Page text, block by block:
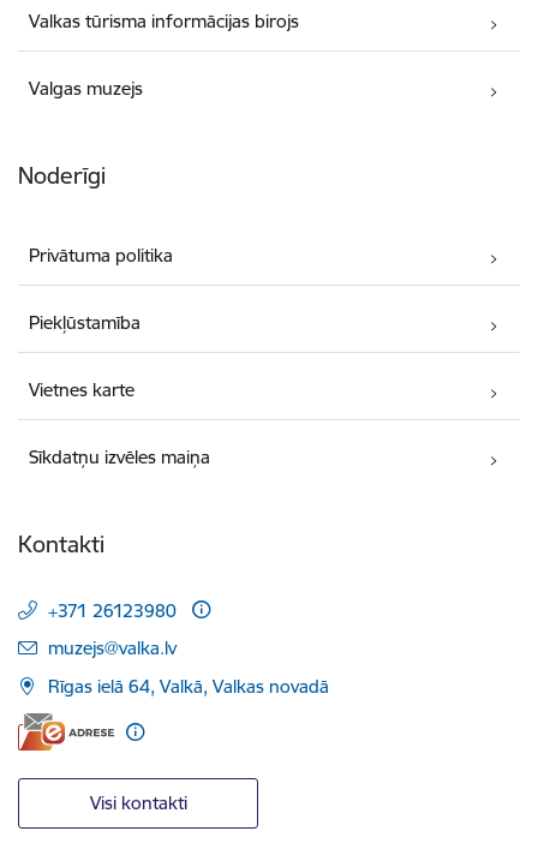
Valkas tūrisma informācijas birojs
Valgas muzejs
Noderīgi
Privātuma politika
Piekļūstamība
Vietnes karte
Sīkdatņu izvēles maiņa
Kontakti
+371 26123980
E-pasts:
muzejs@valka.lv
Rīgas ielā 64, Valkā, Valkas novadā
Visi kontakti